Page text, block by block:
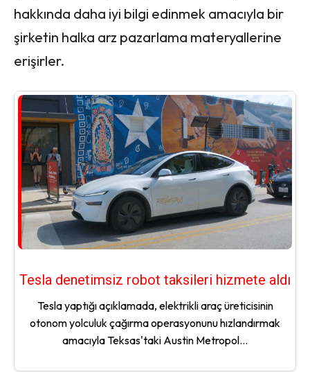
hakkında daha iyi bilgi edinmek amacıyla bir
şirketin halka arz pazarlama materyallerine
erişirler.
Tesla denetimsiz robot taksileri hizmete aldı
Tesla yaptığı açıklamada, elektrikli araç üreticisinin
otonom yolculuk çağırma operasyonunu hızlandırmak
amacıyla Teksas'taki Austin Metropol...